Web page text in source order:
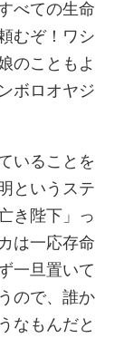
べての生命
むぞ！ワシ
のこともよ
ボロオヤジ
いることを
というステ
き陛下」っ
は一応存命
一旦置いて
ので、誰か
なもんだと